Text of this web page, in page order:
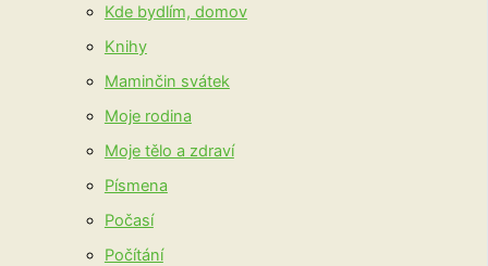
Kde bydlím, domov
Knihy
Maminčin svátek
Moje rodina
Moje tělo a zdraví
Písmena
Počasí
Počítání